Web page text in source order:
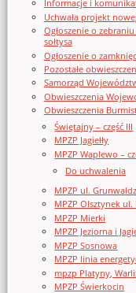
Informacje i
Uchwała projekt
Ogłoszenie o
sołtysa
Ogłoszenie o
Pozostałe
Samorząd
Obwieszczenia
Obwieszczenia
Świętajny – część III
MPZP Jagiełły
MPZP Waplewo –
Do uchwalenia
MPZP ul.
MPZP Olsztynek
MPZP Mierki
MPZP Jeziorna i
MPZP Sosnowa
MPZP linia
mpzp Platyny,
MPZP Świerkocin